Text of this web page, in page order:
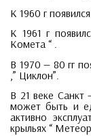
К 1960 г
К 1961 г
Комета “ .
В 1970 — 80 гг
,” Циклон”.
В 21 веке Санкт
может быть и
активно
крыльях “